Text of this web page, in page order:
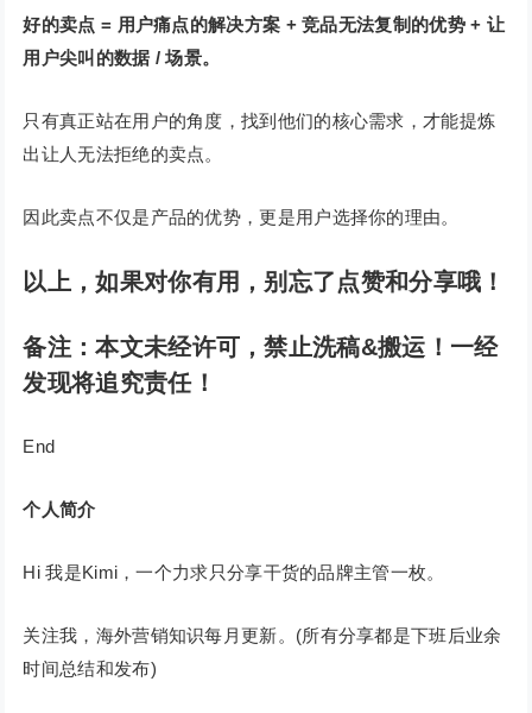
好的卖点 = 用户痛点的解决方案 + 竞品无法复制的优势 + 让
用户尖叫的数据 / 场景。
只有真正站在用户的角度，找到他们的核心需求，才能提炼
出让人无法拒绝的卖点。
因此卖点不仅是产品的优势，更是用户选择你的理由。
以上，如果对你有用，别忘了点赞和分享哦！
备注：本文未经许可，禁止洗稿&搬运！一经
发现将追究责任！
End
个人简介
Hi 我是Kimi，一个力求只分享干货的品牌主管一枚。
关注我，海外营销知识每月更新。(所有分享都是下班后业余
时间总结和发布)